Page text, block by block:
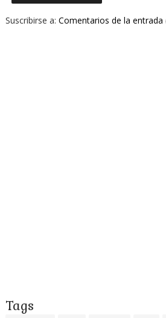
Suscribirse a: Comentarios de la entrada
Tags